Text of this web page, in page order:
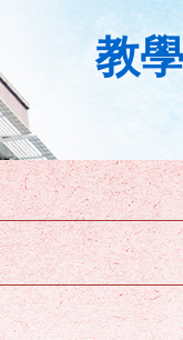
教